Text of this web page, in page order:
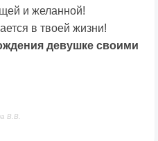
и желанной!
в твоей жизни!
девушке своими
В.В.